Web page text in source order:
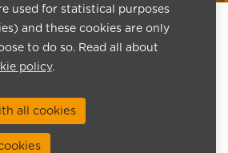
used for statistical purposes
and these cookies are only
to do so. Read all about
policy.
all cookies